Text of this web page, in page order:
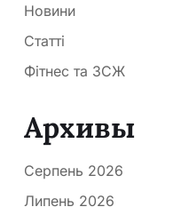
Новини
Статті
Фітнес та ЗСЖ
Архивы
Серпень 2026
Липень 2026